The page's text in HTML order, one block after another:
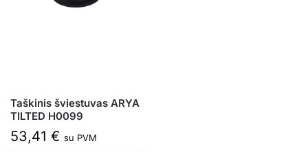
Taškinis šviestuvas ARYA
TILTED H0099
53,41 € su PVM